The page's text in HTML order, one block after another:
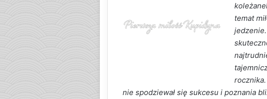
temat
nie spodziewał się sukcesu i poznania